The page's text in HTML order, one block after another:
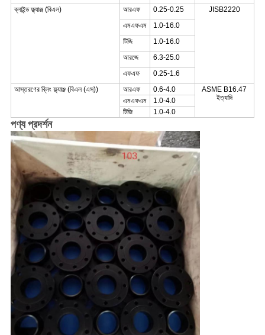
ব্লাইন্ড ফ্ল্যাঞ্জ (বিএল)
আরএফ 0.25-0.25
JISB2220
এমএফএম
1.0-16.0
টিজি
1.0-16.0
আরজে
6.3-25.0
এফএফ
0.25-1.6
আস্তরণের ব্লিং ফ্ল্যাঞ্জ (বিএল (এস))
আরএফ 0.6-4.0
ASME B16.47
ইত্যাদি
এমএফএম
1.0-4.0
টিজি
1.0-4.0
পণ্য প্রদর্শন